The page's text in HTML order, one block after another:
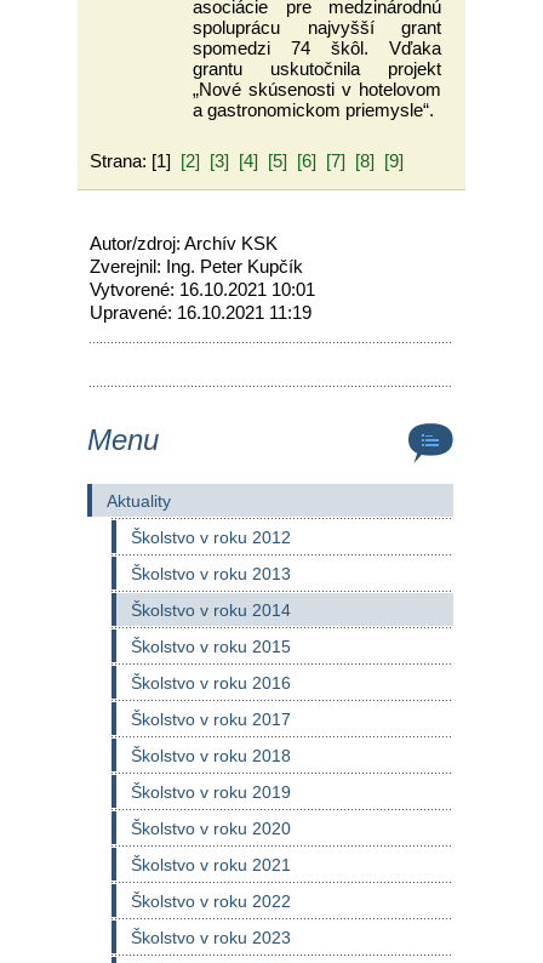
asociácie pre medzinárodnú
spoluprácu najvyšší grant
spomedzi 74 škôl. Vďaka
grantu uskutočnila projekt
„Nové skúsenosti v hotelovom
a gastronomickom priemysle“.
Strana: [1] [2] [3] [4] [5] [6] [7] [8] [9]
Autor/zdroj: Archív KSK
Zverejnil: Ing. Peter Kupčík
Vytvorené: 16.10.2021 10:01
Upravené: 16.10.2021 11:19
Menu
Aktuality
Školstvo v roku 2012
Školstvo v roku 2013
Školstvo v roku 2014
Školstvo v roku 2015
Školstvo v roku 2016
Školstvo v roku 2017
Školstvo v roku 2018
Školstvo v roku 2019
Školstvo v roku 2020
Školstvo v roku 2021
Školstvo v roku 2022
Školstvo v roku 2023